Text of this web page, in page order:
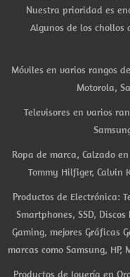
Nuestra prioridad es
Algunos de los chollos
Móviles en varios rangos
Motorola,
Televisores en varios
Ropa de marca, Calzado
Tommy Hilfiger, Calvin
Productos de Electrónica:
Smartphones, SSD,
Gaming, mejores Gráficas
marcas como Samsung,
Productos de Joyería en